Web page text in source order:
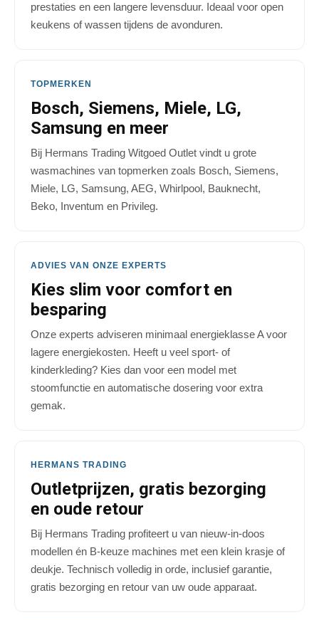
prestaties en een langere levensduur. Ideaal voor open
keukens of wassen tijdens de avonduren.
TOPMERKEN
Bosch, Siemens, Miele, LG,
Samsung en meer
Bij Hermans Trading Witgoed Outlet vindt u grote
wasmachines van topmerken zoals Bosch, Siemens,
Miele, LG, Samsung, AEG, Whirlpool, Bauknecht,
Beko, Inventum en Privileg.
ADVIES VAN ONZE EXPERTS
Kies slim voor comfort en
besparing
Onze experts adviseren minimaal energieklasse A voor
lagere energiekosten. Heeft u veel sport- of
kinderkleding? Kies dan voor een model met
stoomfunctie en automatische dosering voor extra
gemak.
HERMANS TRADING
Outletprijzen, gratis bezorging
en oude retour
Bij Hermans Trading profiteert u van nieuw-in-doos
modellen én B-keuze machines met een klein krasje of
deukje. Technisch volledig in orde, inclusief garantie,
gratis bezorging en retour van uw oude apparaat.